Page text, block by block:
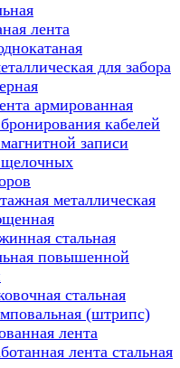
лента
для забора
армированная
кабелей
записи
металлическая
стальная
повышенной
стальная
(штрипс)
лента
лента стальная